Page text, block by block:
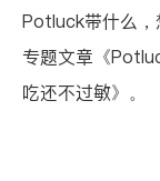
Potluck带什么
专题文章 《
吃还不过敏》 。